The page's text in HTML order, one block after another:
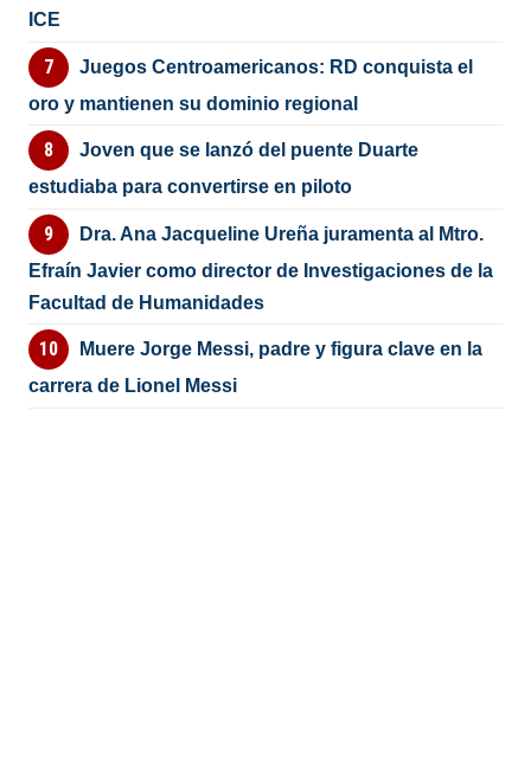
ICE
Juegos Centroamericanos: RD conquista el
oro y mantienen su dominio regional
Joven que se lanzó del puente Duarte
estudiaba para convertirse en piloto
Dra. Ana Jacqueline Ureña juramenta al Mtro.
Efraín Javier como director de Investigaciones de la
Facultad de Humanidades
Muere Jorge Messi, padre y figura clave en la
carrera de Lionel Messi